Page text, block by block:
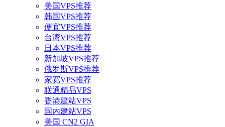
美国VPS推荐
韩国VPS推荐
便宜VPS推荐
台湾VPS推荐
日本VPS推荐
新加坡VPS推荐
俄罗斯VPS推荐
家宽VPS推荐
联通精品VPS
香港建站VPS
国内建站VPS
美国 CN2 GIA